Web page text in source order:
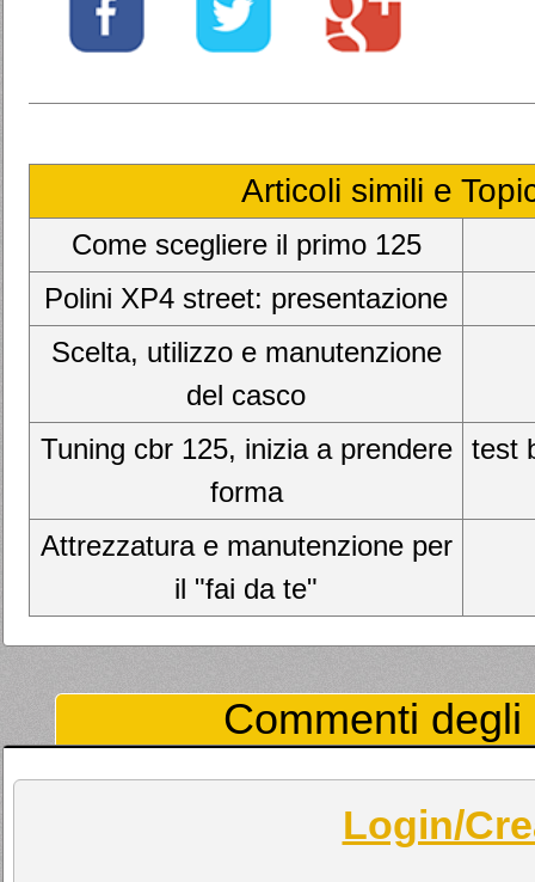
Articoli simili e
Come scegliere il primo 125
Polini XP4 street: presentazione
Scelta, utilizzo e manutenzione
del casco
Tuning cbr 125, inizia a prendere
forma
test
Attrezzatura e manutenzione per
il "fai da te"
Commenti
Login/